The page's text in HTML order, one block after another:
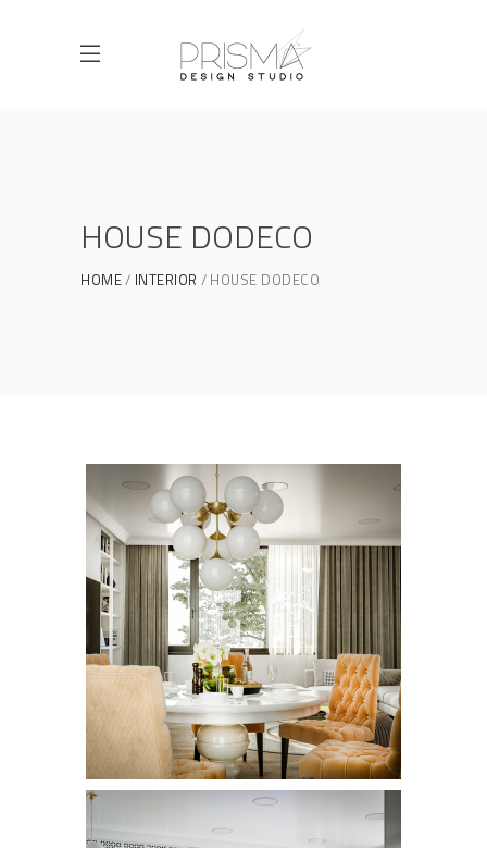
HOUSE DODECO
HOME INTERIOR HOUSE DODECO